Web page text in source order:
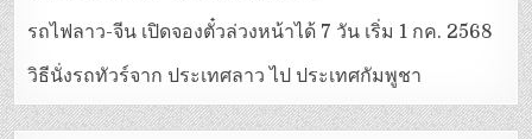
รถไฟลาว-จีน เปิดจองตั๋วล่วงหน้าได้ 7 วัน เริ่ม 1 กค. 2568
วิธีนั่งรถทัวร์จาก ประเทศลาว ไป ประเทศกัมพูชา